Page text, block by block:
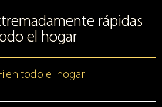
rápidas
el hogar
en todo el hogar